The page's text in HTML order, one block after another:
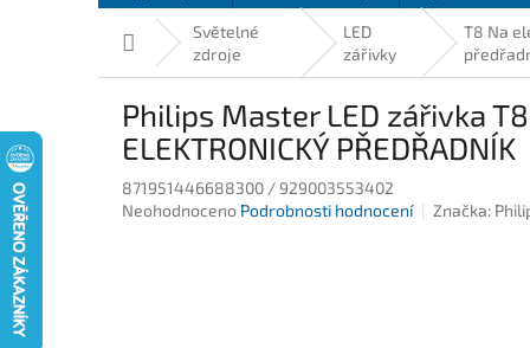
Domů
Světelné
zdroje
LED
zářivky
T8 Na
Philips Master LED zářivka
ELEKTRONICKÝ PŘEDŘADNÍK
871951446688300 / 929003553402
Průměrné
Neohodnoceno Podrobnosti hodnocení Značka: